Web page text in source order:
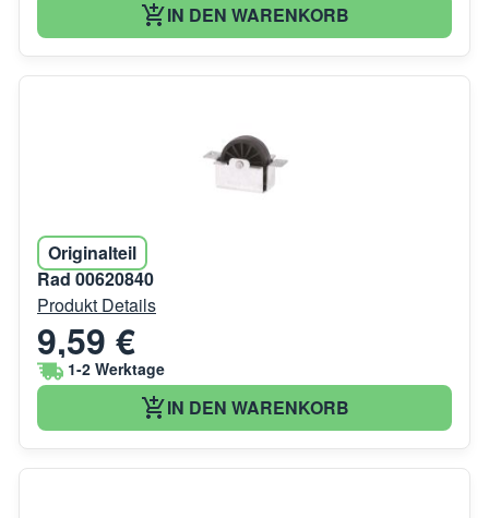
IN DEN WARENKORB
Originalteil
Rad 00620840
Produkt Details
9,59 €
1-2 Werktage
IN DEN WARENKORB